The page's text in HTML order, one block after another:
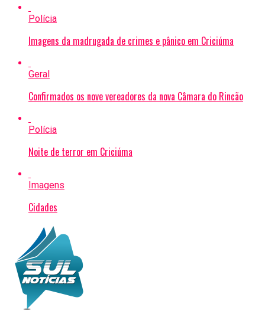
Polícia
Imagens da madrugada de crimes e pânico em Criciúma
Geral
Confirmados os nove vereadores da nova Câmara do Rincão
Polícia
Noite de terror em Criciúma
Imagens
Cidades